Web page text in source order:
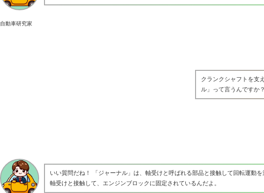
自動車研究家
クランクシャフトを支
ル」って言うんですか？
いい質問だね！ 「ジャーナル」は、軸受けと呼ばれる部品と接触して回転運動
軸受けと接触して、エンジンブロックに固定されているんだよ。